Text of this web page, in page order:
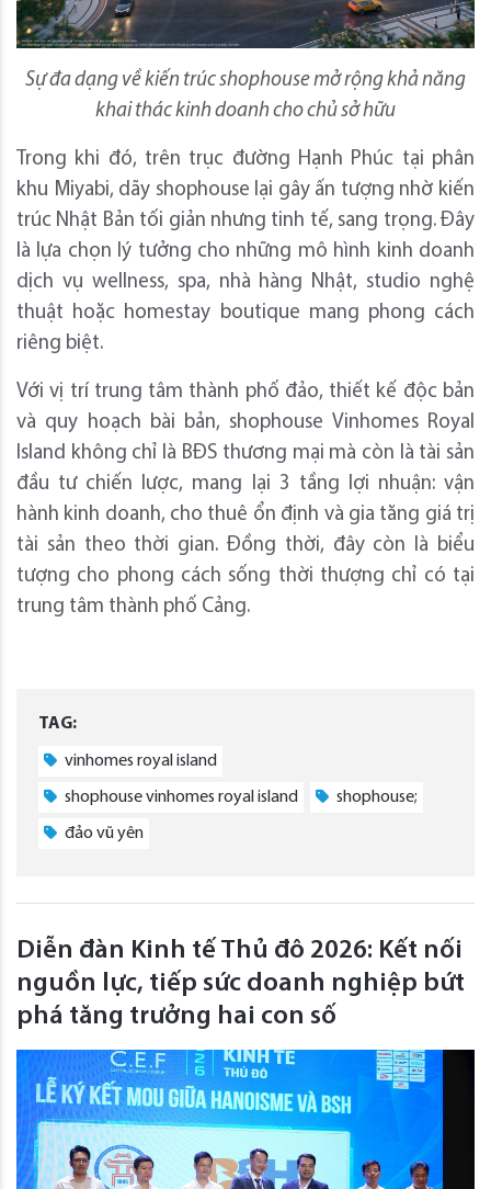
Sự đa dạng về kiến trúc shophouse mở rộng khả năng
khai thác kinh doanh cho chủ sở hữu
Trong khi đó, trên trục đường Hạnh Phúc tại phân
khu Miyabi, dãy shophouse lại gây ấn tượng nhờ kiến
trúc Nhật Bản tối giản nhưng tinh tế, sang trọng. Đây
là lựa chọn lý tưởng cho những mô hình kinh doanh
dịch vụ wellness, spa, nhà hàng Nhật, studio nghệ
thuật hoặc homestay boutique mang phong cách
riêng biệt.
Với vị trí trung tâm thành phố đảo, thiết kế độc bản
và quy hoạch bài bản, shophouse Vinhomes Royal
Island không chỉ là BĐS thương mại mà còn là tài sản
đầu tư chiến lược, mang lại 3 tầng lợi nhuận: vận
hành kinh doanh, cho thuê ổn định và gia tăng giá trị
tài sản theo thời gian. Đồng thời, đây còn là biểu
tượng cho phong cách sống thời thượng chỉ có tại
trung tâm thành phố Cảng.
TAG:
vinhomes royal island
shophouse vinhomes royal island shophouse;
đảo vũ yên
Diễn đàn Kinh tế Thủ đô 2026: Kết nối
nguồn lực, tiếp sức doanh nghiệp bứt
phá tăng trưởng hai con số